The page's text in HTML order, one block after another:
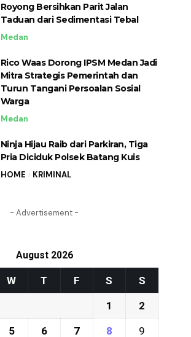
Royong Bersihkan Parit Jalan
Taduan dari Sedimentasi Tebal
Medan
Rico Waas Dorong IPSM Medan Jadi
Mitra Strategis Pemerintah dan
Turun Tangani Persoalan Sosial
Warga
Medan
Ninja Hijau Raib dari Parkiran, Tiga
Pria Diciduk Polsek Batang Kuis
HOME KRIMINAL
- Advertisement -
August 2026
W T F S S
1 2
5 6 7 8 9